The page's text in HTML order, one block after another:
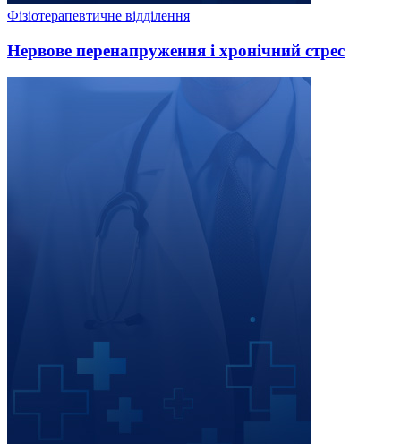
Фізіотерапевтичне відділення
Нервове перенапруження і хронічний стрес